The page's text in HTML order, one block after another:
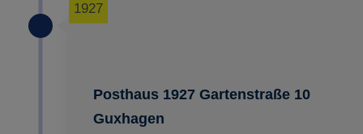
Posthaus 1927 Gartenstraße 10
Guxhagen
1927